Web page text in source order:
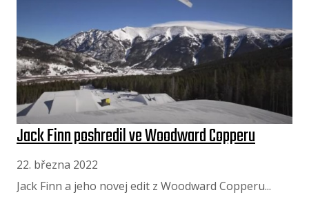
Jack Finn poshredil ve Woodward Copperu
22. března 2022
Jack Finn a jeho novej edit z Woodward Copperu...